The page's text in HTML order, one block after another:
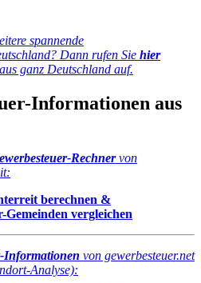
spannende
Dann rufen Sie hier
ganz Deutschland auf.
Informationen aus
Rechnervon
berechnen &
vergleichen
Informationen von gewerbesteuer.net
Analyse):